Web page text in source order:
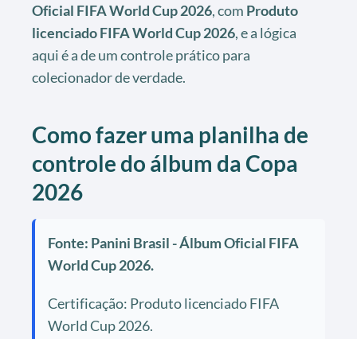
Oficial FIFA World Cup 2026, com Produto
licenciado FIFA World Cup 2026, e a lógica
aqui é a de um controle prático para
colecionador de verdade.
Como fazer uma planilha de
controle do álbum da Copa
2026
Fonte: Panini Brasil - Álbum Oficial FIFA
World Cup 2026.
Certificação: Produto licenciado FIFA
World Cup 2026.